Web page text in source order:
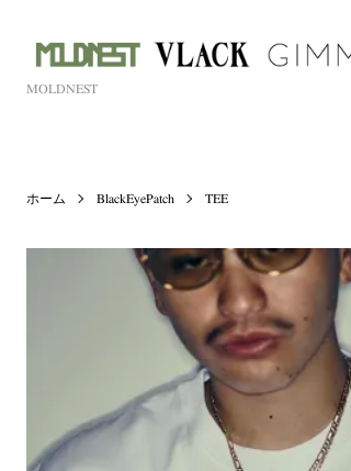
MOLDNEST
ホーム BlackEyePatch TEE